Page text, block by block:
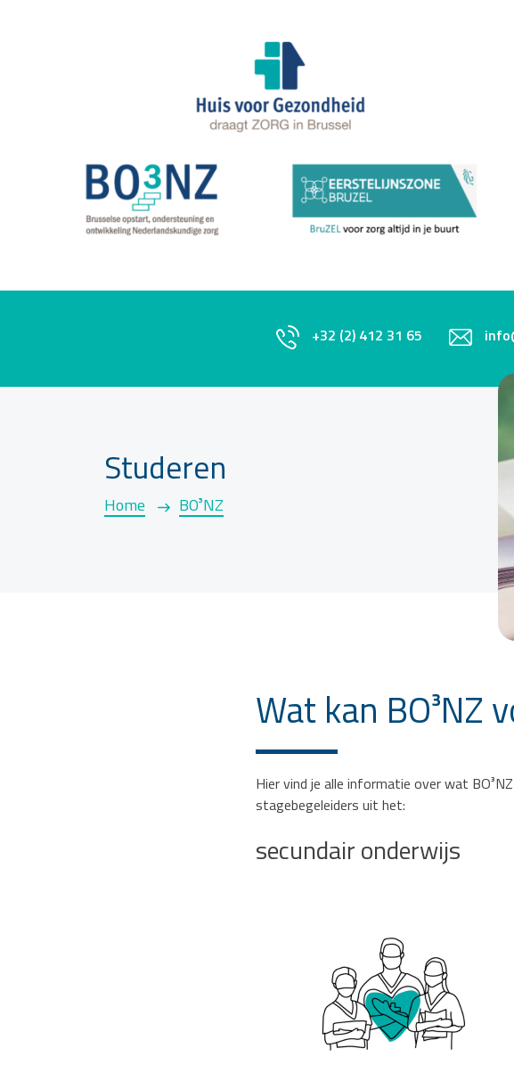
+32 (2) 412 31 65
Studeren
Home BO³NZ
Wat kan BO³NZ
Hier vind je alle informatie over wat
stagebegeleiders uit het:
secundair onderwijs